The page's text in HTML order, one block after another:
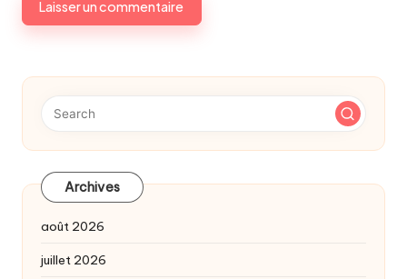
Archives
août 2026
juillet 2026